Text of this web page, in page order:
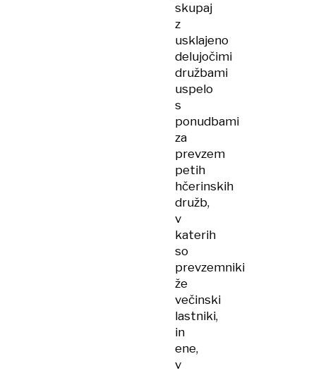
skupaj
z
usklajeno
delujočimi
družbami
uspelo
s
ponudbami
za
prevzem
petih
hčerinskih
družb,
v
katerih
so
prevzemniki
že
večinski
lastniki,
in
ene,
v